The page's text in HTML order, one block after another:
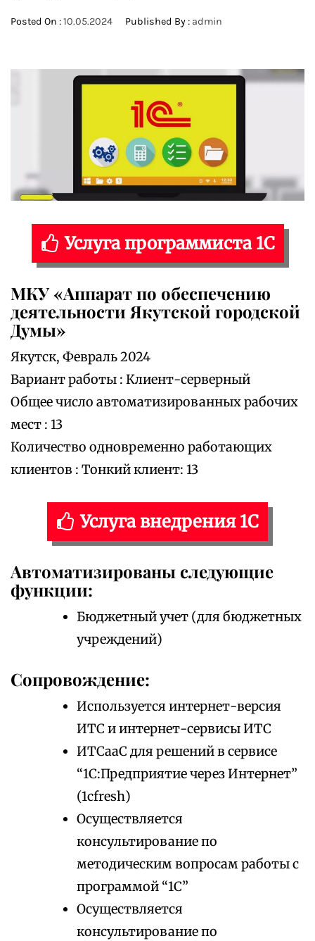
Posted On :10.05.2024 Published By : admin
Услуга программиста 1С
МКУ «Аппарат по обеспечению
деятельности Якутской городской
Думы»
Якутск, Февраль 2024
Вариант работы : Клиент-серверный
Общее число автоматизированных рабочих
мест : 13
Количество одновременно работающих
клиентов : Тонкий клиент: 13
Услуга внедрения 1С
Автоматизированы следующие
функции:
Бюджетный учет (для бюджетных
учреждений)
Сопровождение:
Используется интернет-версия
ИТС и интернет-сервисы ИТС
ИТСааС для решений в сервисе
“1С:Предприятие через Интернет”
(1cfresh)
Осуществляется
консультирование по
методическим вопросам работы с
программой “1С”
Осуществляется
консультирование по